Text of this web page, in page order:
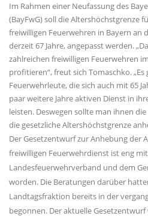
Im Rahmen einer Neufassung des
(BayFwG) soll die Altershöchstgrenze
freiwilligen Feuerwehren in Bayern an
derzeit 67 Jahre, angepasst werden.
zahlreichen freiwilligen Feuerwehren
profitieren“, freut sich Tomaschko.
Feuerwehrleute, die sich auch mit 65
paar weitere Jahre aktiven Dienst in
leisten. Deswegen sollte man ihnen
die gesetzliche Altershöchstgrenze
Der Gesetzentwurf zur Anhebung der
freiwilligen Feuerwehrdienst ist eng
Landesfeuerwehrverband und dem
worden. Die Beratungen darüber
Landtagsfraktion bereits in der
begonnen. Der aktuelle